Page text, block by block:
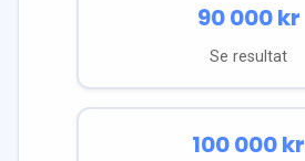
90 000kr
Se resultat
100 000kr